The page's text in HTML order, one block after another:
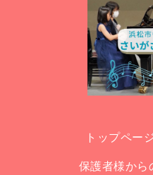
トップペー
保護者様から